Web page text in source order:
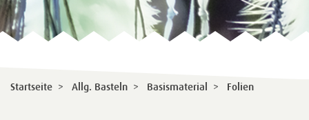
Startseite > Allg. Basteln > Basismaterial > Folien